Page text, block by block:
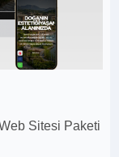
Sitesi Paketi